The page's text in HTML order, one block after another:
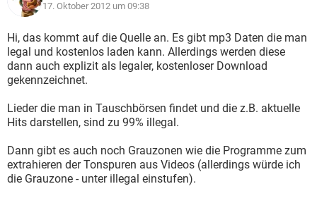
17. Oktober 2012 um 09:38
Hi, das kommt auf die Quelle an. Es gibt mp3 Daten die man
legal und kostenlos laden kann. Allerdings werden diese
dann auch explizit als legaler, kostenloser Download
gekennzeichnet.
Lieder die man in Tauschbörsen findet und die z.B. aktuelle
Hits darstellen, sind zu 99% illegal.
Dann gibt es auch noch Grauzonen wie die Programme zum
extrahieren der Tonspuren aus Videos (allerdings würde ich
die Grauzone - unter illegal einstufen).